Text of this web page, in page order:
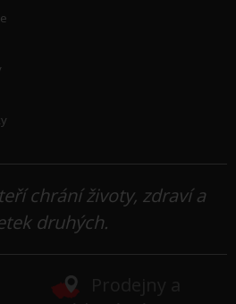
chrání životy, zdraví a
druhých.